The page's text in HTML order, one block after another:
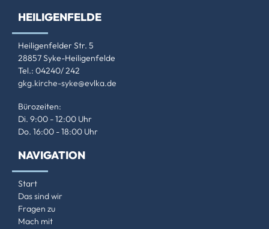
HEILIGENFELDE
Heiligenfelder Str. 5
28857 Syke-Heiligenfelde
Tel.: 04240/ 242
gkg.kirche-syke@evlka.de
Bürozeiten:
Di. 9:00 - 12:00 Uhr
Do. 16:00 - 18:00 Uhr
NAVIGATION
Start
Das sind wir
Fragen zu
Mach mit